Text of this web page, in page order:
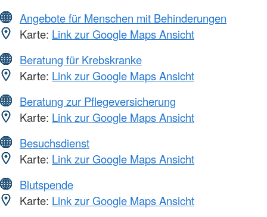
Angebote für Menschen mit Behinderungen
Karte: Link zur Google Maps Ansicht
Beratung für Krebskranke
Karte: Link zur Google Maps Ansicht
Beratung zur Pflegeversicherung
Karte: Link zur Google Maps Ansicht
Besuchsdienst
Karte: Link zur Google Maps Ansicht
Blutspende
Karte: Link zur Google Maps Ansicht